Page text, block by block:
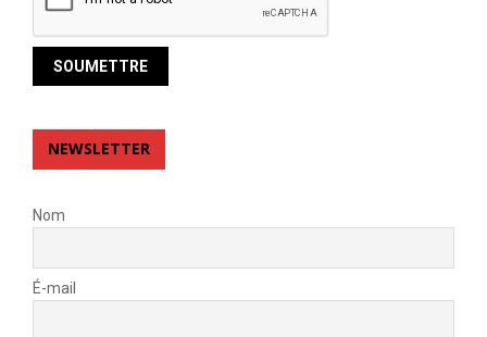
NEWSLETTER
Nom
É-mail